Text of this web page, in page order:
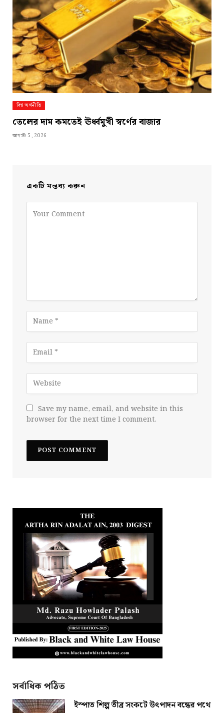
বিশ্ব অর্থনীতি
তেলের দাম কমতেই ঊর্ধ্বমুখী স্বর্ণের বাজার
আগস্ট 5, 2026
একটি মন্তব্য করুন
Save my name, email, and website in this
browser for the next time I comment.
সর্বাধিক পঠিত
ইস্পাত শিল্প তীব্র সংকটে উৎপাদন বন্ধের পথে